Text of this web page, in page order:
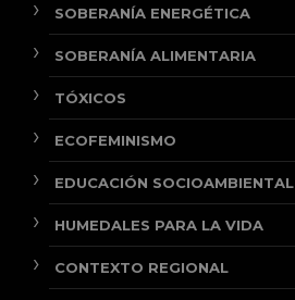
SOBERANÍA ENERGÉTICA
SOBERANÍA ALIMENTARIA
TÓXICOS
ECOFEMINISMO
EDUCACIÓN SOCIOAMBIENTAL
HUMEDALES PARA LA VIDA
CONTEXTO REGIONAL